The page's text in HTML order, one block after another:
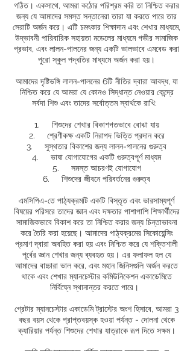
গঠিত। একসাথে, আমরা কঠোর পরিশ্রম করি তা নিশ্চিত করার
জন্য যে আমাদের সমস্ত সন্তানেরা তারা যা করতে পারে তার
সেরাটি অর্জন করে। এটি চমৎকার শিক্ষাদান এবং শেখার মাধ্যমে,
উদ্ভাবনী পারিবারিক সহায়তা মডেলের মাধ্যমে গভীর সামাজিক
প্রভাব, এবং লালন-পালনের জন্য একটি ভালভাবে এমবেড করা
পুরো স্কুল পদ্ধতির মাধ্যমে অর্জন করা হয়।
আমাদের দৃষ্টিভঙ্গি লালন-পালনের 6টি নীতির দ্বারা আবদ্ধ, যা
নিশ্চিত করে যে আমরা যে কোনও সিদ্ধান্ত নেওয়ার কেন্দ্রে
সর্বদা শিশু এবং তাদের সর্বোত্তম স্বার্থকে রাখি:
1.
শিশুদের শেখার বিকাশগতভাবে বোঝা যায়
2.
শ্রেণীকক্ষ একটি নিরাপদ ভিত্তি প্রদান করে
3.
সুস্থতার বিকাশের জন্য লালন-পালনের গুরুত্ব
4.
ভাষা যোগাযোগের একটি গুরুত্বপূর্ণ মাধ্যম
5.
সমস্ত আচরণই যোগাযোগ
6.
শিশুদের জীবনে পরিবর্তনের গুরুত্ব
এমসিপিএ-তে পাঠ্যক্রমটি একটি বিস্তৃত এবং ভারসাম্যপূর্ণ
বিষয়ের পরিসরে তাদের জ্ঞান এবং দক্ষতার পাশাপাশি শিক্ষার্থীদের
সামাজিকভাবে বিকাশ করে তা নিশ্চিত করার জন্য চিন্তাভাবনা
করে তৈরি করা হয়েছে। আমাদের পাঠ্যক্রমের সিকোয়েন্সিং
প্রমাণ দ্বারা অবহিত করা হয় এবং নিশ্চিত করে যে শক্তিশালী
পূর্বের জ্ঞান শেখার জন্য ব্যবহৃত হয়। এর ফলাফল হল যে
আমাদের বাচ্চারা ভাল করে, এবং মহান জিনিসগুলি অর্জন করতে
থাকে এবং শেখার ম্যানচেস্টার কমিউনিকেশন একাডেমিতে
নির্বিঘ্নে স্থানান্তর করতে পারে।
গ্রেটার ম্যানচেস্টার একাডেমি ট্রাস্টের অংশ হিসাবে, আমরা 3
বছর বয়স থেকে প্রাপ্তবয়স্ক হওয়া পর্যন্ত - দোলনা থেকে
ক্যারিয়ার পর্যন্ত শিশুদের শেখার যাত্রাকে রূপ দিতে সক্ষম।